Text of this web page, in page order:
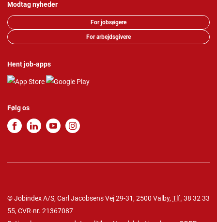
Modtag nyheder
For jobsøgere
For arbejdsgivere
Hent job-apps
Følg os
© Jobindex A/S, Carl Jacobsens Vej 29-31, 2500 Valby, Tlf. 38 32 33
55, CVR-nr. 21367087